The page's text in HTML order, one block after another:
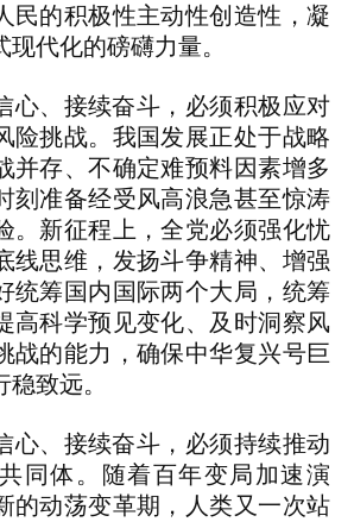
民的积极性主动性创造性，凝
代化的磅礴力量。
接续奋斗，必须积极应对
险挑战。我国发展正处于战略
并存、不确定难预料因素增多
刻准备经受风高浪急甚至惊涛
。新征程上，全党必须强化忧
线思维，发扬斗争精神、增强
统筹国内国际两个大局，统筹
高科学预见变化、及时洞察风
战的能力，确保中华复兴号巨
致远。
接续奋斗，必须持续推动
同体。随着百年变局加速演
的动荡变革期，人类又一次站